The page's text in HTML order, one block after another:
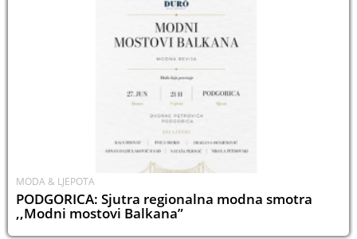
MODA & LJEPOTA
PODGORICA: Sjutra regionalna modna smotra
,,Modni mostovi Balkana”